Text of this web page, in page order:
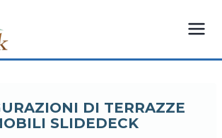
DI TERRAZZE
SLIDEDECK